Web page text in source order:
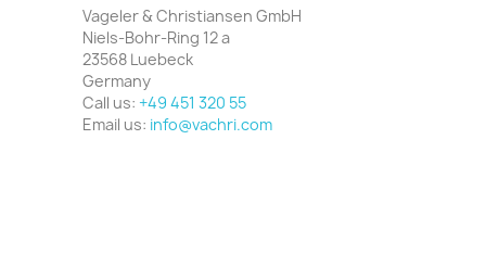
Vageler & Christiansen GmbH
Niels-Bohr-Ring 12 a
23568 Luebeck
Germany
Call us: +49 451 320 55
Email us: info@vachri.com